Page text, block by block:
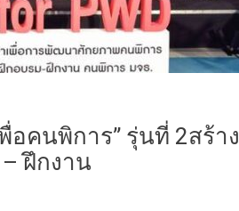
อคนพิการ” รุ่นที่ 2สร้าง
ฝึกงาน